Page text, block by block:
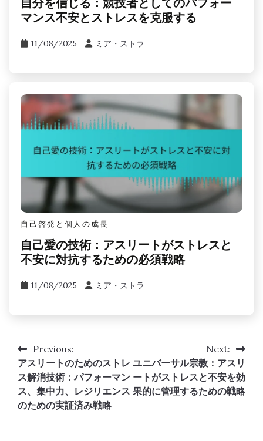
自分を信じる：競技者としてのパフォー
マンス不安とストレスを克服する
11/08/2025 ミア・ストラ
自己啓発と個人の成長
自己愛の技術：アスリートがストレスと
不安に対抗するための必須戦略
11/08/2025 ミア・ストラ
Post
navigation
Previous:
アスリートのためのストレ
ス解消技術：パフォーマン
ス、集中力、レジリエンス
のための実証済み戦略
Next:
ユニバーサル宗教：アスリ
ートがストレスと不安を効
果的に管理するための戦略